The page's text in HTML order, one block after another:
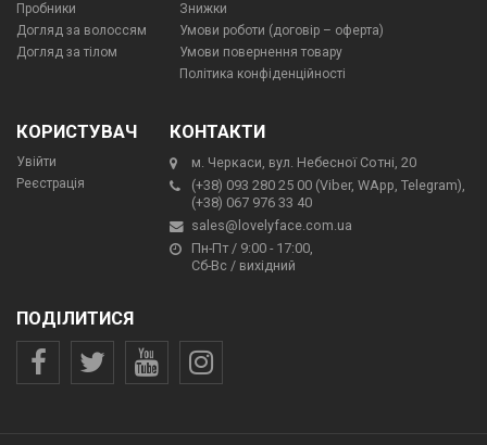
Пробники
Догляд за волоссям
Догляд за тілом
Знижки
Умови роботи (договір – оферта)
Умови повернення товару
Політика конфіденційності
КОРИСТУВАЧ
Увійти
Реєстрація
КОНТАКТИ
м. Черкаси, вул. Небесної Сотні, 20
(+38) 093 280 25 00 (Viber, WApp, Telegram),
(+38) 067 976 33 40
sales@lovelyface.com.ua
Пн-Пт / 9:00 - 17:00,
Сб-Вс / вихідний
ПОДІЛИТИСЯ